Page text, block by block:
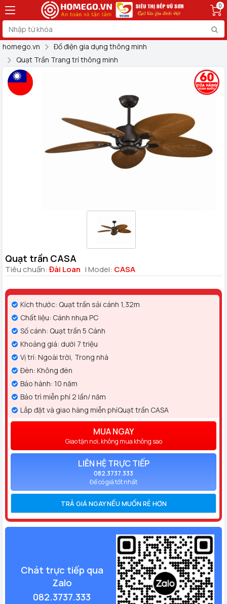
0
homego.vn
Đồ điện gia dụng thông minh
Quạt Trần Trang trí thông minh
Quạt trần CASA
Tiêu chuẩn: Đài Loan | Model: CASA
Kích thước: Quạt trần sải cánh 1,32m
Chất liệu: Cánh nhựa PC
Số cánh: Quạt trần 5 Cánh
Khoảng giá: dưới 7 triệu
Vị trí: Ngoài trời, Trong nhà
Đèn: Không đèn
Bảo hành: 10 năm
Bảo trì miễn phí 2 lần/ năm
Lắp đặt và giao hàng miễn phíQuạt trần CASA
MUA NGAY
Giao tận nơi, không mua không sao
LIÊN HỆ TRỰC TIẾP
082.3737.333
Để có giá tốt nhất
TRẢ GIÁ NGAY NẾU MUỐN RẺ HƠN
Chát trực tiếp qua
Zalo
082.3737.333